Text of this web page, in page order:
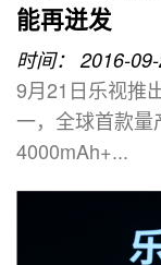
能再迸发
时间： 2016-
9月21日乐视推
一，全球首款量
4000mAh+...